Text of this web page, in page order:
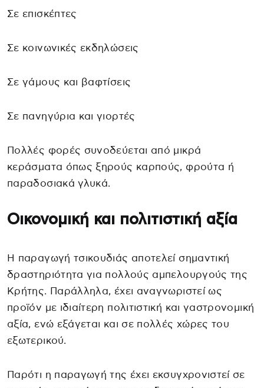
Σε επισκέπτες
Σε κοινωνικές εκδηλώσεις
Σε γάμους και βαφτίσεις
Σε πανηγύρια και γιορτές
Πολλές φορές συνοδεύεται από μικρά
κεράσματα όπως ξηρούς καρπούς, φρούτα ή
παραδοσιακά γλυκά.
Οικονομική και πολιτιστική αξία
Η παραγωγή τσικουδιάς αποτελεί σημαντική
δραστηριότητα για πολλούς αμπελουργούς της
Κρήτης. Παράλληλα, έχει αναγνωριστεί ως
προϊόν με ιδιαίτερη πολιτιστική και γαστρονομική
αξία, ενώ εξάγεται και σε πολλές χώρες του
εξωτερικού.
Παρότι η παραγωγή της έχει εκσυγχρονιστεί σε